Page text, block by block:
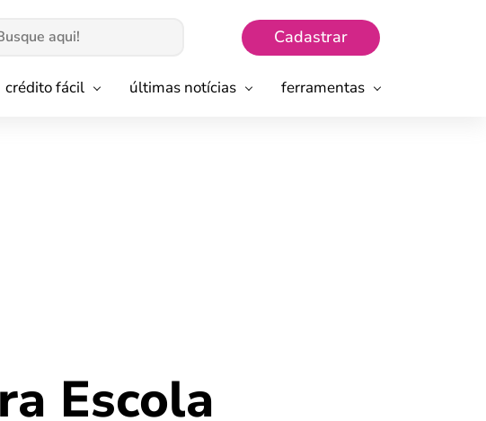
Cadastrar
crédito fácil últimas notícias ferramentas
Escola